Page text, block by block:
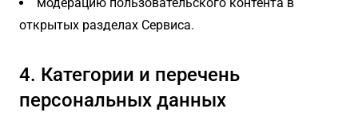
открытых разделах Сервиса.
4. Категории и перечень
персональных данных